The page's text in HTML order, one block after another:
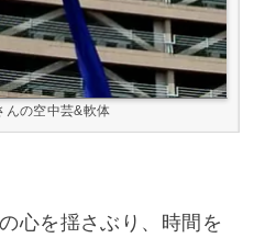
んの空中芸&軟体
心を揺さぶり、時間を